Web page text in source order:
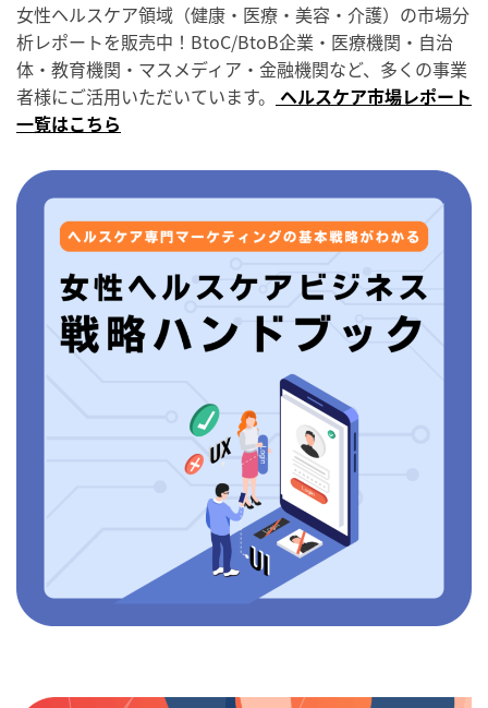
女性ヘルスケア領域（健康・医療・美容・介護）の市場分
析レポートを販売中！BtoC/BtoB企業・医療機関・自治
体・教育機関・マスメディア・金融機関など、多くの事業
者様にご活用いただいています。 ヘルスケア市場レポート
一覧はこちら